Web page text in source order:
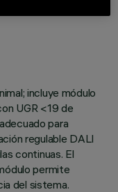
incluye módulo
UGR <19 de
para
regulable DALI
continuas. El
permite
del sistema.